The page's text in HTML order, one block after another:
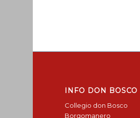
INFO DON BOSCO
Collegio don Bosco
Borgomanero